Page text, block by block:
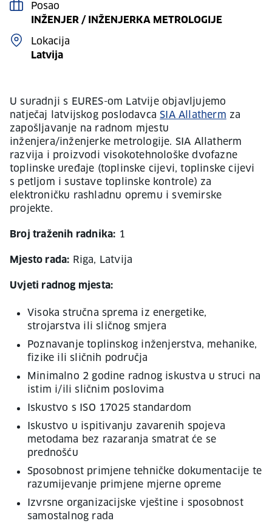
Posao
INŽENJER / INŽENJERKA METROLOGIJE
Lokacija
Latvija
U suradnji s EURES-om Latvije objavljujemo
natječaj latvijskog poslodavca SIA Allatherm za
zapošljavanje na radnom mjestu
inženjera/inženjerke metrologije. SIA Allatherm
razvija i proizvodi visokotehnološke dvofazne
toplinske uređaje (toplinske cijevi, toplinske cijevi
s petljom i sustave toplinske kontrole) za
elektroničku rashladnu opremu i svemirske
projekte.
Broj traženih radnika: 1
Mjesto rada: Riga, Latvija
Uvjeti radnog mjesta:
Visoka stručna sprema iz energetike,
strojarstva ili sličnog smjera
Poznavanje toplinskog inženjerstva, mehanike,
fizike ili sličnih područja
Minimalno 2 godine radnog iskustva u struci na
istim i/ili sličnim poslovima
Iskustvo s ISO 17025 standardom
Iskustvo u ispitivanju zavarenih spojeva
metodama bez razaranja smatrat će se
prednošću
Sposobnost primjene tehničke dokumentacije te
razumijevanje primjene mjerne opreme
Izvrsne organizacijske vještine i sposobnost
samostalnog rada